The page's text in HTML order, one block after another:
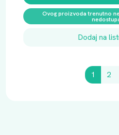
Ovog proizvoda trenutno
Dodaj na
1 2